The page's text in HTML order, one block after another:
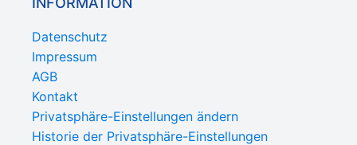
Datenschutz
Impressum
AGB
Kontakt
Privatsphäre-Einstellungen ändern
Historie der Privatsphäre-Einstellungen